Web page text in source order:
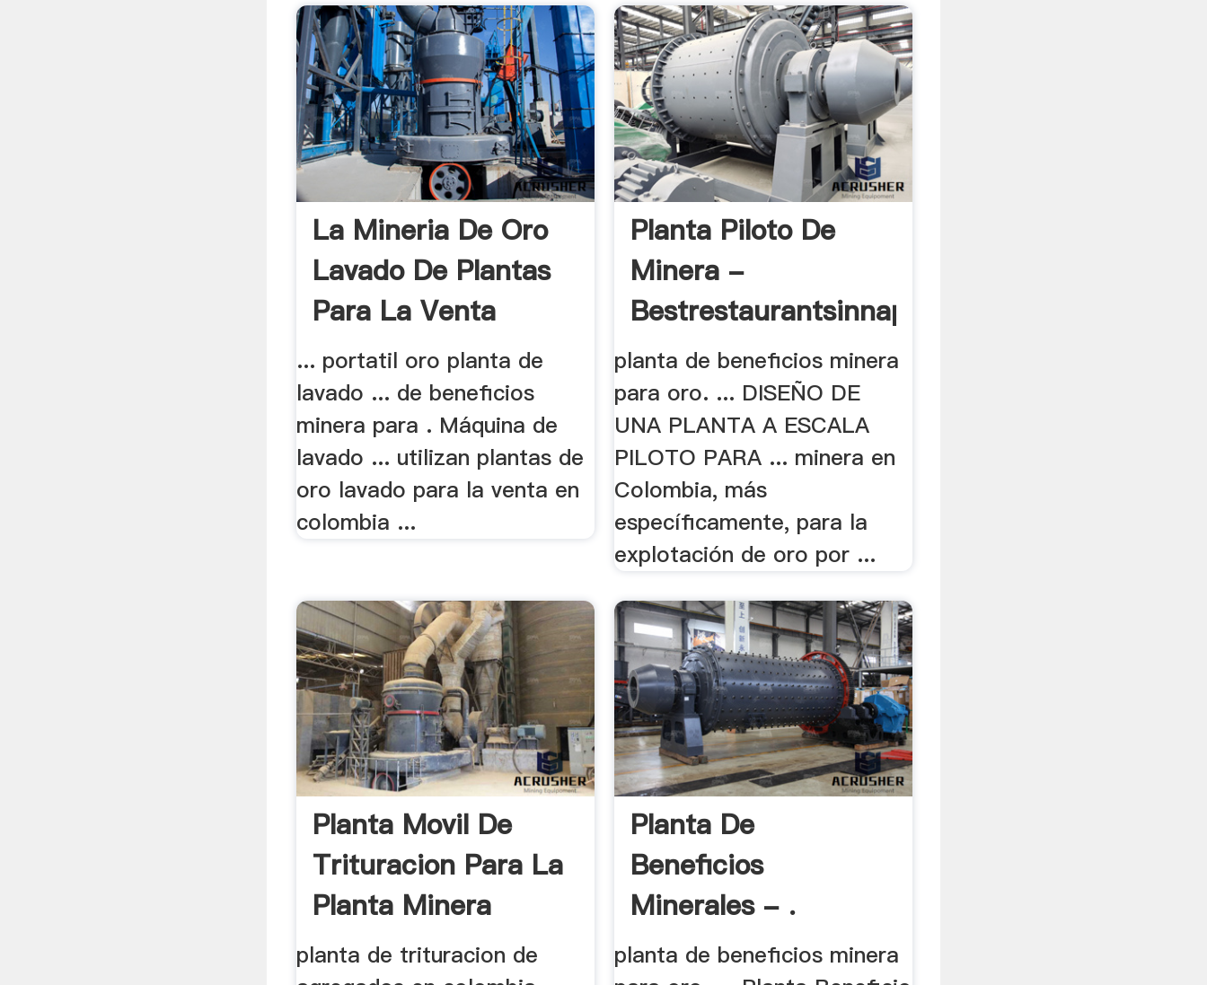
La Mineria De Oro
Lavado De Plantas
Para La Venta
... portatil oro planta de
lavado ... de beneficios
minera para . Máquina de
lavado ... utilizan plantas de
oro lavado para la venta en
colombia ...
Planta Piloto De
Minera -
Bestrestaurantsinnapa.xyz
planta de beneficios minera
para oro. ... DISEÑO DE
UNA PLANTA A ESCALA
PILOTO PARA ... minera en
Colombia, más
específicamente, para la
explotación de oro por ...
Planta Movil De
Trituracion Para La
Planta Minera
planta de trituracion de
Planta De
Beneficios
Minerales - .
planta de beneficios minera